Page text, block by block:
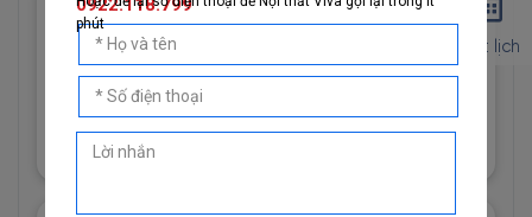
Giấy Dán Tường Imperial Mã
Trắng
Đặt lịch